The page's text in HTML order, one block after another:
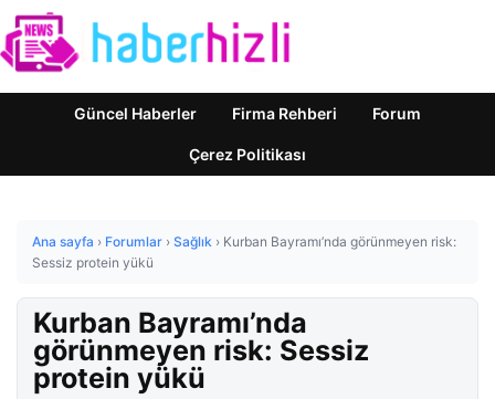
Güncel Haberler Firma Rehberi Forum
Çerez Politikası
Ana sayfa › Forumlar › Sağlık › Kurban Bayramı’nda görünmeyen risk:
Sessiz protein yükü
Kurban Bayramı’nda
görünmeyen risk: Sessiz
protein yükü